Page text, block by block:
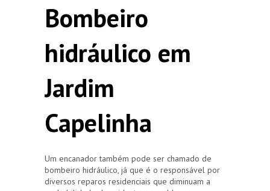
Bombeiro
hidráulico em
Jardim
Capelinha
Um encanador também pode ser chamado de
bombeiro hidráulico, já que é o responsável por
diversos reparos residenciais que diminuam a